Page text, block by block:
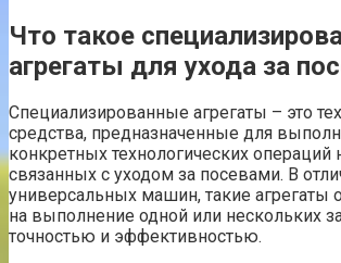
Что такое
агрегаты для ухода за
Специализированные агрегаты – это
средства, предназначенные для
конкретных технологических операций
связанных с уходом за посевами. В
универсальных машин, такие агрегаты
на выполнение одной или нескольких
точностью и эффективностью.